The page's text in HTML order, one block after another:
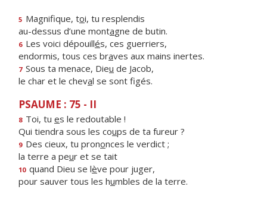
5 Magnifique, toi, tu resplendis
au-dessus d’une montagne de butin.
6 Les voici dépouillés, ces guerriers,
endormis, tous ces braves aux mains inertes.
7 Sous ta menace, Dieu de Jacob,
le char et le cheval se sont figés.
PSAUME : 75 - II
8 Toi, tu es le redoutable !
Qui tiendra sous les coups de ta fureur ?
9 Des cieux, tu prononces le verdict ;
la terre a peur et se tait
10 quand Dieu se lève pour juger,
pour sauver tous les humbles de la terre.